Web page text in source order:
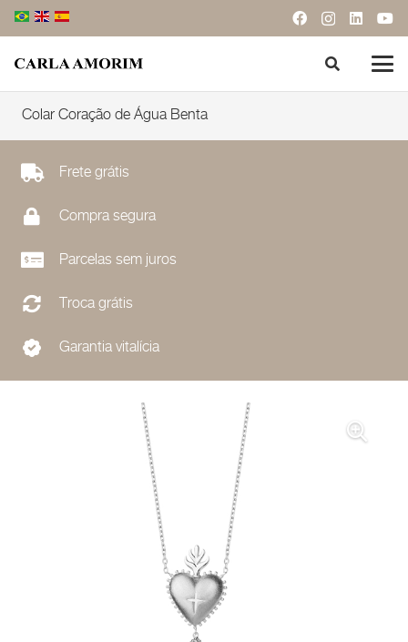
Colar Coração de Água Benta
Frete grátis
Compra segura
Parcelas sem juros
Troca grátis
Garantia vitalícia